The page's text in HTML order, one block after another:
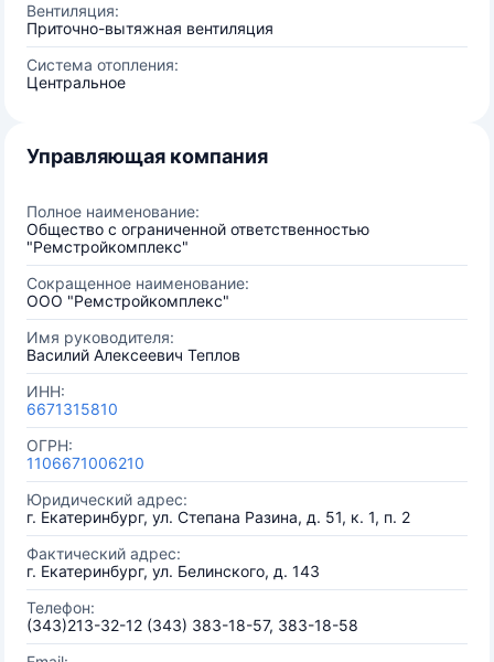
Вентиляция:
Приточно-вытяжная вентиляция
Система отопления:
Центральное
Управляющая компания
Полное наименование:
Общество с ограниченной ответственностью
"Ремстройкомплекс"
Сокращенное наименование:
ООО "Ремстройкомплекс"
Имя руководителя:
Василий Алексеевич Теплов
ИНН:
6671315810
ОГРН:
1106671006210
Юридический адрес:
г. Екатеринбург, ул. Степана Разина, д. 51, к. 1, п. 2
Фактический адрес:
г. Екатеринбург, ул. Белинского, д. 143
Телефон:
(343)213-32-12 (343) 383-18-57, 383-18-58